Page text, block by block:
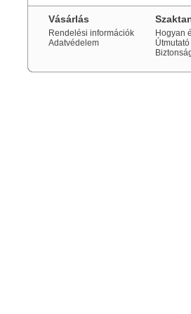
Vásárlás
Rendelési információk
Adatvédelem
Hogyan